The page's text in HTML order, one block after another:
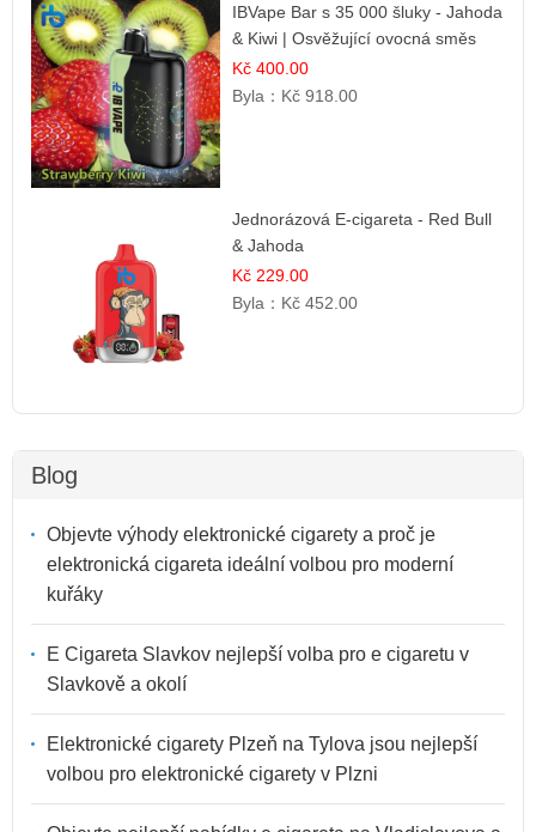
IBVape Bar s 35 000 šluky - Jahoda
& Kiwi | Osvěžující ovocná směs
Kč 400.00
Byla： Kč 918.00
Jednorázová E-cigareta - Red Bull
& Jahoda
Kč 229.00
Byla： Kč 452.00
Blog
Objevte výhody elektronické cigarety a proč je
elektronická cigareta ideální volbou pro moderní
kuřáky
E Cigareta Slavkov nejlepší volba pro e cigaretu v
Slavkově a okolí
Elektronické cigarety Plzeň na Tylova jsou nejlepší
volbou pro elektronické cigarety v Plzni